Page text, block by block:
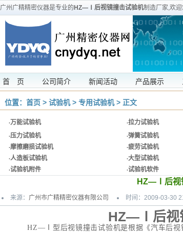
广州广精精密仪器是专业的 HZ—Ⅰ后视镜撞击试验机制造厂家,欢
首 页 公司简介 新闻活动 产品展示
位置： 首页 > 试验机> 专用试验机> 正文
·万能试验机 ·拉力试验机
·压力试验机 ·弹簧试验机
·摩擦磨损试验机 ·疲劳试验机
·人造板试验机 ·大型试验机
·试验机附件 ·试验机软件
HZ—Ⅰ后视
来源： 广州市广精精密仪器有限公司 时间：2009-03-30
HZ—Ⅰ后视
HZ—Ⅰ型后视镜撞击试验机是根据《汽车后视